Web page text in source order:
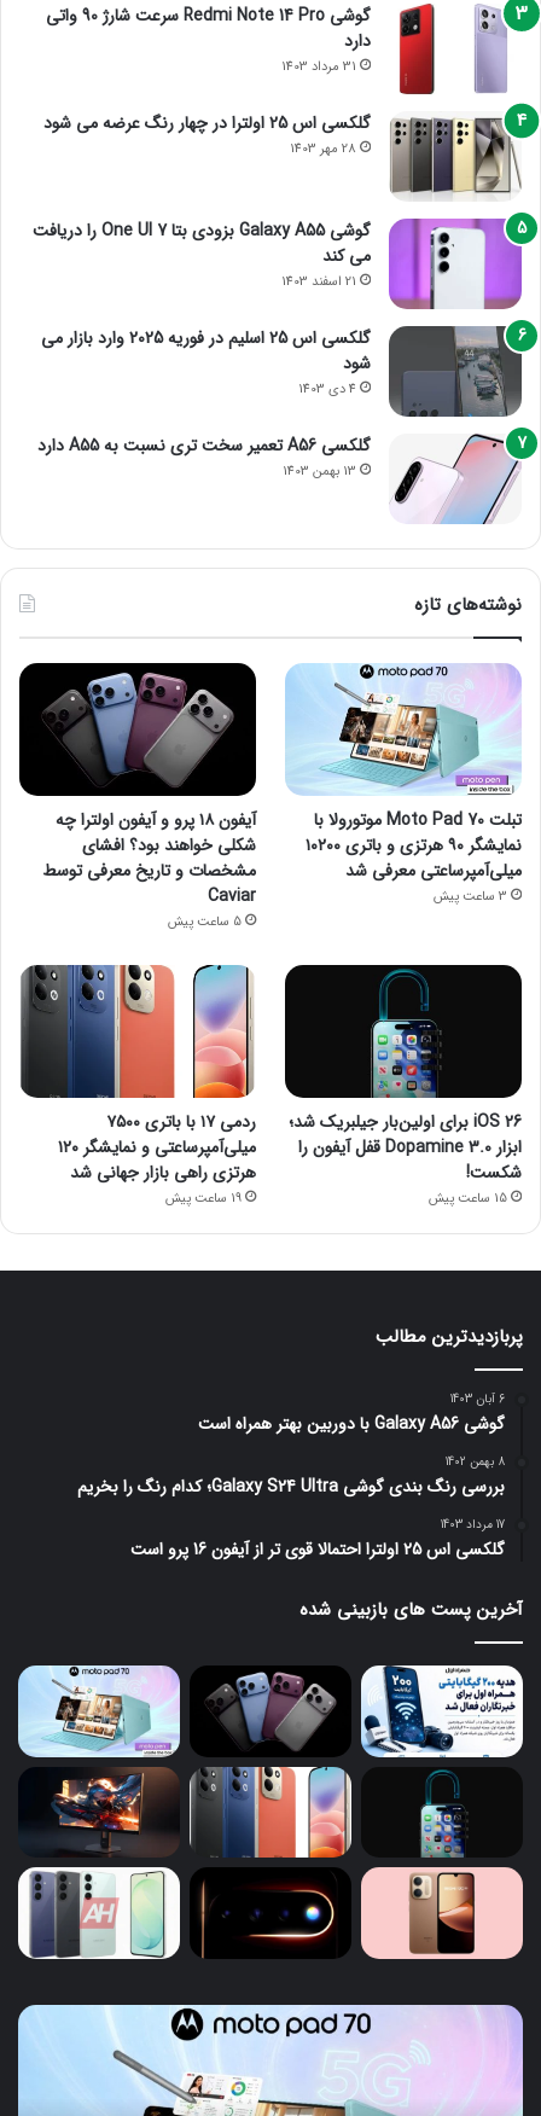
گوشی Redmi Note 14 Pro سرعت شارژ 90 واتی
دارد
31 مرداد 1403
گلکسی اس 25 اولترا در چهار رنگ عرضه می شود
28 مهر 1403
گوشی Galaxy A55 بزودی بتا One UI 7 را دریافت
می کند
21 اسفند 1403
گلکسی اس 25 اسلیم در فوریه 2025 وارد بازار می
شود
4 دی 1403
گلکسی A56 تعمیر سخت تری نسبت به A55 دارد
13 بهمن 1403
نوشته‌های تازه
تبلت Moto Pad 70 موتورولا با
نمایشگر ۹۰ هرتزی و باتری ۱۰۲۰۰
میلی‌آمپرساعتی معرفی شد
3 ساعت پیش
آیفون ۱۸ پرو و آیفون اولترا چه
شکلی خواهند بود؟ افشای
مشخصات و تاریخ معرفی توسط
Caviar
5 ساعت پیش
iOS 26 برای اولین‌بار جیلبریک شد؛
ابزار Dopamine 3.0 قفل آیفون را
شکست!
15 ساعت پیش
ردمی ۱۷ با باتری ۷۵۰۰
میلی‌آمپرساعتی و نمایشگر ۱۲۰
هرتزی راهی بازار جهانی شد
19 ساعت پیش
پربازدیدترین مطالب
6 آبان 1403
گوشی Galaxy A56 با دوربین بهتر همراه است
8 بهمن 1402
بررسی رنگ بندی گوشی Galaxy S24 Ultra؛ کدام رنگ را بخریم
17 مرداد 1403
گلکسی اس 25 اولترا احتمالا قوی تر از آیفون 16 پرو است
آخرین پست های بازبینی شده
تبلت